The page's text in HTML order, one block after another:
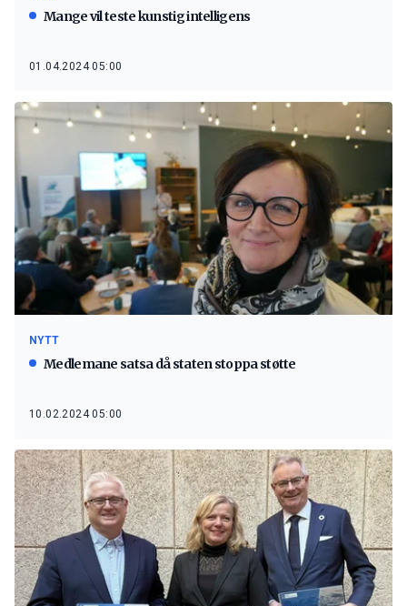
Mange vil teste kunstig intelligens
01.04.2024 05:00
NYTT
Medlemane satsa då staten stoppa støtte
10.02.2024 05:00